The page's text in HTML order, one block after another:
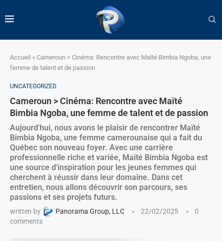
Accueil » Cameroun > Cinéma: Rencontre avec Maïté Bimbia Ngoba, une
femme de talent et de passion
UNCATEGORIZED
Cameroun > Cinéma: Rencontre avec Maïté
Bimbia Ngoba, une femme de talent et de passion
Aujourd'hui, nous avons le plaisir de rencontrer Maïté
Bimbia Ngoba, une femme camerounaise qui a fait du
Québec son nouveau foyer. Avec une carrière
professionnelle riche et variée, Maïté Bimbia Ngoba est
une source d'inspiration pour les jeunes femmes qui
cherchent à réussir dans leur domaine. Dans cet
entretien, nous allons découvrir son parcours, ses
passions et ses projets futurs.
written by Panorama Group, LLC 22/02/2025
0
comments